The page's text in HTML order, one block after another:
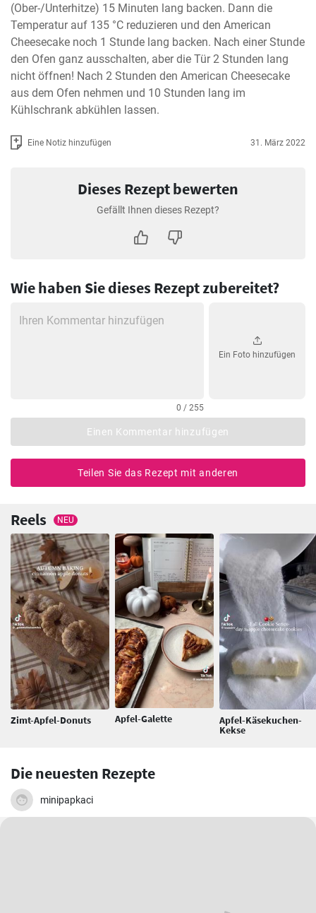
(Ober-/Unterhitze) 15 Minuten lang backen. Dann die
Temperatur auf 135 °C reduzieren und den American
Cheesecake noch 1 Stunde lang backen. Nach einer Stunde
den Ofen ganz ausschalten, aber die Tür 2 Stunden lang
nicht öffnen! Nach 2 Stunden den American Cheesecake
aus dem Ofen nehmen und 10 Stunden lang im
Kühlschrank abkühlen lassen.
Eine Notiz hinzufügen 31. März 2022
Dieses Rezept bewerten
Gefällt Ihnen dieses Rezept?
Wie haben Sie dieses Rezept zubereitet?
0 / 255
Ein Foto hinzufügen
Einen Kommentar hinzufügen
Teilen Sie das Rezept mit anderen
Reels NEU
Zimt-Apfel-Donuts Apfel-Galette Apfel-Käsekuchen-
Kekse
Die neuesten Rezepte
minipapkaci